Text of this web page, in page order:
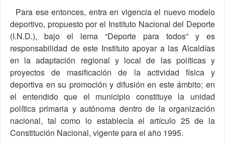
Para ese entonces, entra en vigencia el nuevo modelo
deportivo, propuesto por el Instituto Nacional del Deporte
(I.N.D.), bajo el lema “Deporte para todos” y es
responsabilidad de este Instituto apoyar a las Alcaldías
en la adaptación regional y local de las políticas y
proyectos de masificación de la actividad física y
deportiva en su promoción y difusión en este ámbito; en
el entendido que el municipio constituye la unidad
política primaria y autónoma dentro de la organización
nacional, tal como lo establecía el artículo 25 de la
Constitución Nacional, vigente para el año 1995.